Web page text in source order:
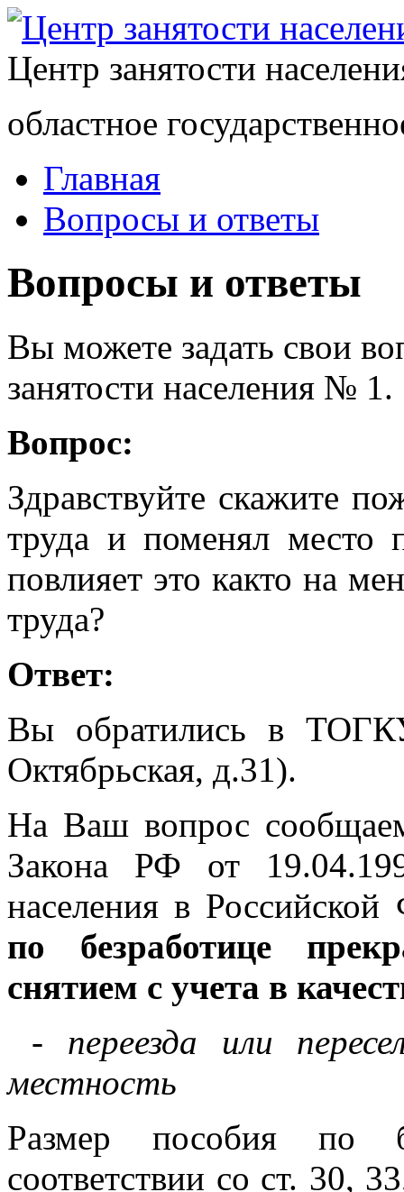
Центр занятости
областное
Главная
Вопросы и ответы
Вопросы и ответы
Вы можете задать свои
занятости населения № 1.
Вопрос:
Здравствуйте скажите
труда и поменял место
повлияет это както на
труда?
Ответ:
Вы обратились в
Октябрьская, д.31).
На Ваш вопрос
Закона РФ от
населения в
по безработице
снятием с учета в
- переезда или
местность
Размер пособия по
соответствии со ст. 30,